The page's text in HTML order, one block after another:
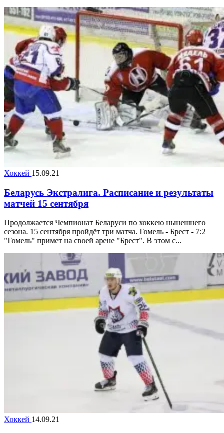
Хоккей 15.09.21
Беларусь Экстралига. Расписание и результаты
матчей 15 сентября
Продолжается Чемпионат Беларуси по хоккею нынешнего
сезона. 15 сентября пройдёт три матча. Гомель - Брест - 7:2
"Гомель" примет на своей арене "Брест". В этом с...
Хоккей 14.09.21